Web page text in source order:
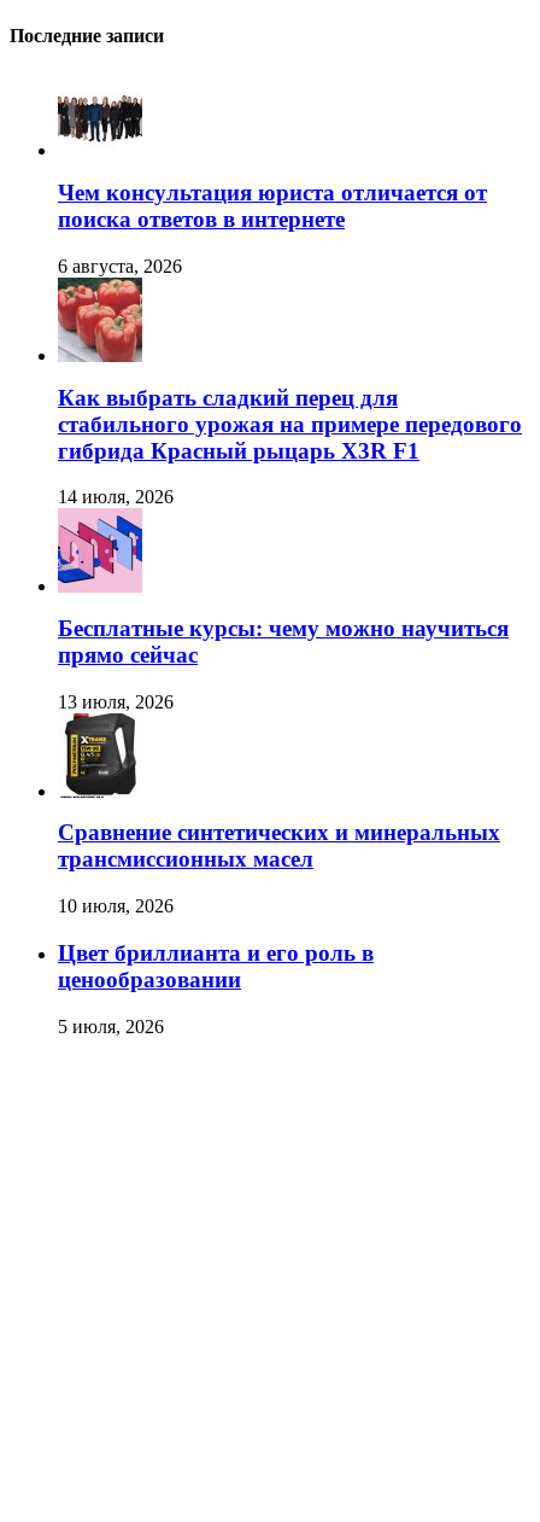
Последние записи
Чем консультация юриста отличается от
поиска ответов в интернете
6 августа, 2026
Как выбрать сладкий перец для
стабильного урожая на примере передового
гибрида Красный рыцарь X3R F1
14 июля, 2026
Бесплатные курсы: чему можно научиться
прямо сейчас
13 июля, 2026
Сравнение синтетических и минеральных
трансмиссионных масел
10 июля, 2026
Цвет бриллианта и его роль в
ценообразовании
5 июля, 2026